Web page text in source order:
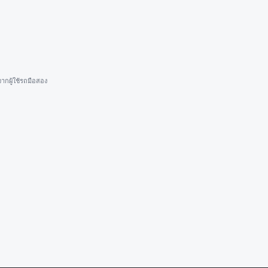
กผู้ใช้รถมือสอง